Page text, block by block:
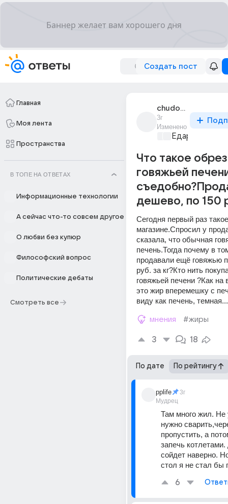
Создать пост
Главная
Моя лента
Пространства
В ТОПЕ НА ОТВЕТАХ
Информационные технологии
А сейчас что-то совсем другое
О любви без купюр
Философский вопрос
Политические дебаты
Смотреть все
chudo_v_shliape
3г
Изменено
Едариум
Что такое
говяжьей
дешево, по 150
Сегодня первый раз
магазине.Спросил у
сказала, что обычная
печень.Тогда почему в
продавали ещё говяжью
руб. за кг?Кто нить
говяжьей печени ?Как на
это жир вперемешку с
виду как печень, темная...
мнения #жиры
3 18
По дате По рейтингу
pplife
Мудрец
3г
Там много жил. Не
нужно
пропустить, а
запечь
сойдет наверно.
стол я не стал бы
6